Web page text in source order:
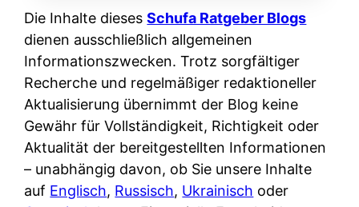
h
i
e
r
e
n
r
u
s
s
W
t
i
r
n
d
e
r
S
c
h
u
t
Die Inhalte diesesSchufa Ratgeber Blogs
dienen ausschließlich allgemeinen
Informationszwecken. Trotz sorgfältiger
Recherche und regelmäßiger redaktioneller
Aktualisierung übernimmt der Blog keine
Gewähr für Vollständigkeit, Richtigkeit oder
Aktualität der bereitgestellten Informationen
– unabhängig davon, ob Sie unsere Inhalte
auf Englisch, Russisch, Ukrainisch oder